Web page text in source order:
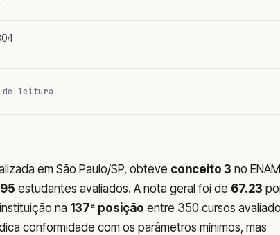
de leitura
em São Paulo/SP, obteve conceito 3 no
estudantes avaliados. A nota geral foi de 67.23
na 137ª posição entre 350 cursos
conformidade com os parâmetros mínimos, mas